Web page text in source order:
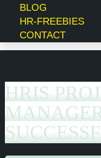
BLOG
HR-FREEBIES
CONTACT
HRIS